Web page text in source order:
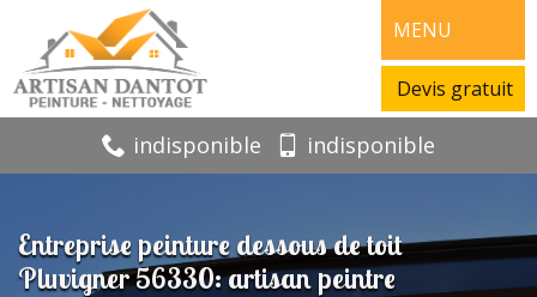
MENU
Devis gratuit
indisponible indisponible
Entreprise peinture dessous de toit
Pluvigner 56330: artisan peintre